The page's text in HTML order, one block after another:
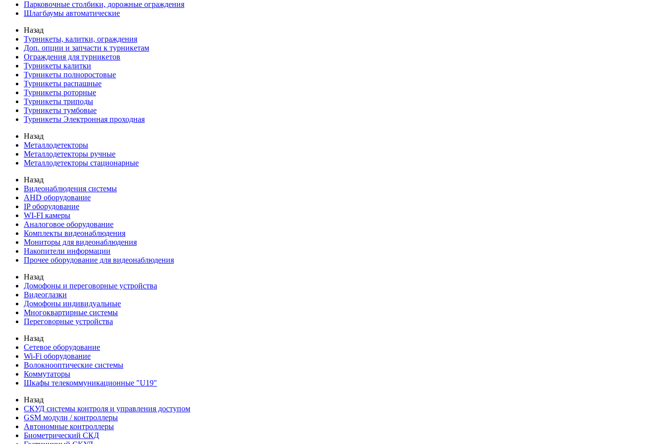
Парковочные столбики, дорожные ограждения
Шлагбаумы автоматические
Назад
Турникеты, калитки, ограждения
Доп. опции и запчасти к турникетам
Ограждения для турникетов
Турникеты калитки
Турникеты полноростовые
Турникеты распашные
Турникеты роторные
Турникеты триподы
Турникеты тумбовые
Турникеты Электронная проходная
Назад
Металлодетекторы
Металлодетекторы ручные
Металлодетекторы стационарные
Назад
Видеонаблюдения cистемы
AHD оборудование
IP оборудование
WI-FI камеры
Аналоговое оборудование
Комплекты видеонаблюдения
Мониторы для видеонаблюдения
Накопители информации
Прочее оборудование для видеонаблюдения
Назад
Домофоны и переговорные устройства
Видеоглазки
Домофоны индивидуальные
Многоквартирные системы
Переговорные устройства
Назад
Сетевое оборудование
Wi-Fi оборудование
Волокнооптические системы
Коммутаторы
Шкафы телекоммуникационные "U19"
Назад
СКУД системы контроля и управления доступом
GSM модули / контроллеры
Автономные контроллеры
Биометрический СКД